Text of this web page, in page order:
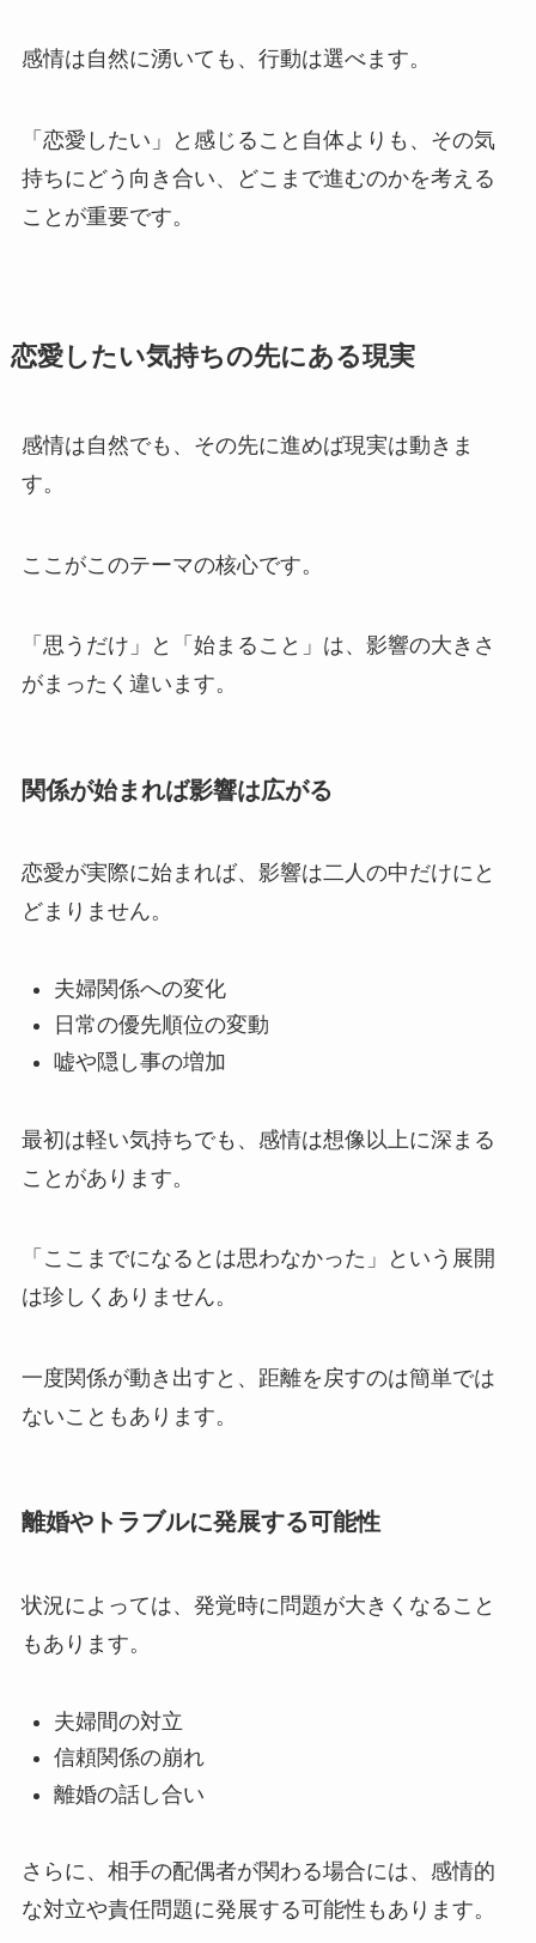
感情は自然に湧いても、行動は選べます。
「恋愛したい」と感じること自体よりも、その気
持ちにどう向き合い、どこまで進むのかを考える
ことが重要です。
恋愛したい気持ちの先にある現実
感情は自然でも、その先に進めば現実は動きま
す。
ここがこのテーマの核心です。
「思うだけ」と「始まること」は、影響の大きさ
がまったく違います。
関係が始まれば影響は広がる
恋愛が実際に始まれば、影響は二人の中だけにと
どまりません。
夫婦関係への変化
日常の優先順位の変動
嘘や隠し事の増加
最初は軽い気持ちでも、感情は想像以上に深まる
ことがあります。
「ここまでになるとは思わなかった」という展開
は珍しくありません。
一度関係が動き出すと、距離を戻すのは簡単では
ないこともあります。
離婚やトラブルに発展する可能性
状況によっては、発覚時に問題が大きくなること
もあります。
夫婦間の対立
信頼関係の崩れ
離婚の話し合い
さらに、相手の配偶者が関わる場合には、感情的
な対立や責任問題に発展する可能性もあります。